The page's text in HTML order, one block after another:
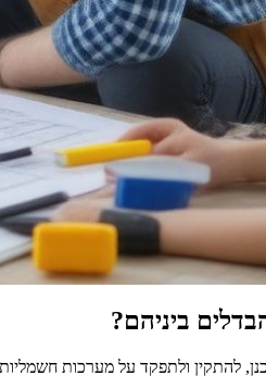
ביניהם?
להתקין ולתפקד על מערכות